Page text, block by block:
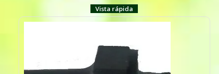
Vista rápida